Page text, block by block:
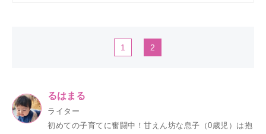
1 2
るはまる
ライター
初めての子育てに奮闘中！甘えん坊な息子（0歳児）は抱